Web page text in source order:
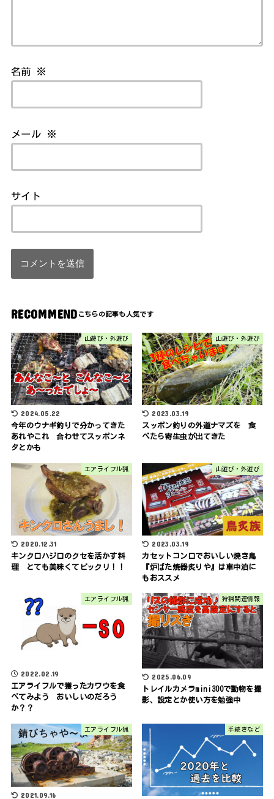
名前 ※
メール ※
サイト
RECOMMEND
山遊び・外遊び
2024.05.22
今年のウナギ釣りで分かってきた
あれやこれ 合わせてスッポンネ
タとかも
山遊び・外遊び
2023.03.19
スッポン釣りの外道ナマズを 食
べたら寄生虫が出てきた
エアライフル猟
2020.12.31
キンクロハジロのクセを活かす料
理 とても美味くてビックリ！！
山遊び・外遊び
2023.03.19
カセットコンロでおいしい焼き鳥
『炉ばた焼器炙りや』は車中泊に
もおススメ
エアライフル猟
2022.02.19
エアライフルで獲ったカワウを食
べてみよう おいしいのだろう
か？？
狩猟関連情報
2025.06.09
トレイルカメラmini300で動物を撮
影、設定とか使い方を勉強中
エアライフル猟
2021.09.16
手続きなど